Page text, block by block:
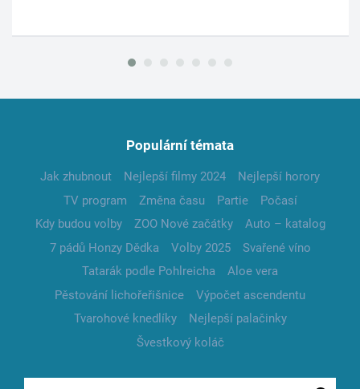
Populární témata
Jak zhubnout Nejlepší filmy 2024
Nejlepší horory
TV program
Změna času Partie
Počasí
Kdy budou volby
ZOO Nové začátky
Auto – katalog
7 pádů Honzy Dědka
Volby 2025
Svařené víno
Tatarák podle Pohlreicha
Aloe vera
Pěstování lichořeřišnice
Výpočet ascendentu
Tvarohové knedlíky
Nejlepší palačinky
Švestkový koláč